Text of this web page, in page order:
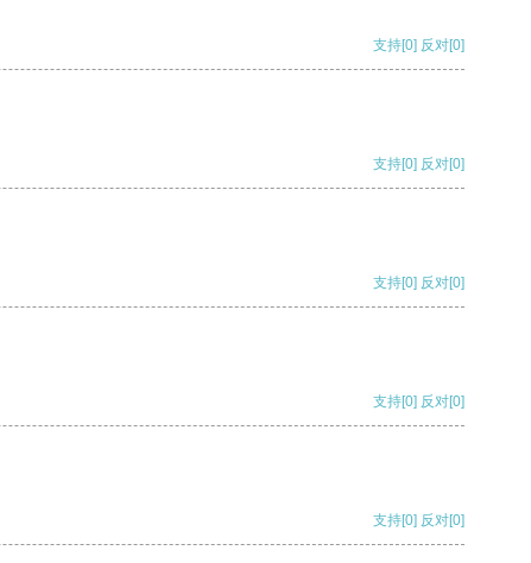
支持[0] 反对[0]
支持[0] 反对[0]
支持[0] 反对[0]
支持[0] 反对[0]
支持[0] 反对[0]